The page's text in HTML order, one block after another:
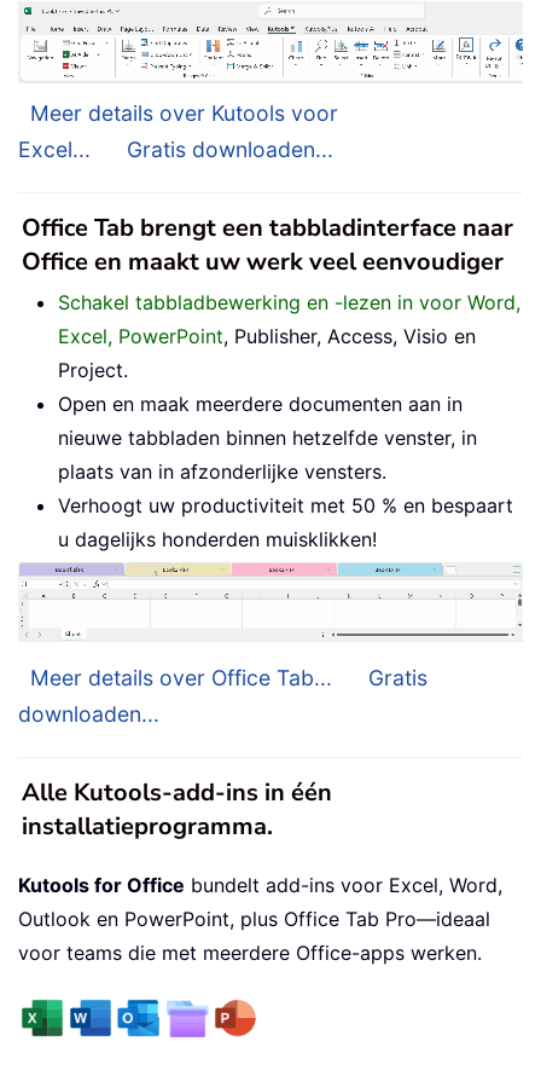
Meer details over Kutools voor
Excel...
Gratis downloaden...
Office Tab brengt een tabbladinterface naar
Office en maakt uw werk veel eenvoudiger
Schakel tabbladbewerking en -lezen in voor Word,
Excel, PowerPoint, Publisher, Access, Visio en
Project.
Open en maak meerdere documenten aan in
nieuwe tabbladen binnen hetzelfde venster, in
plaats van in afzonderlijke vensters.
Verhoogt uw productiviteit met 50 % en bespaart
u dagelijks honderden muisklikken!
Meer details over Office Tab...
Gratis
downloaden...
Alle Kutools-add-ins in één
installatieprogramma.
Kutools for Office bundelt add-ins voor Excel, Word,
Outlook en PowerPoint, plus Office Tab Pro—ideaal
voor teams die met meerdere Office-apps werken.